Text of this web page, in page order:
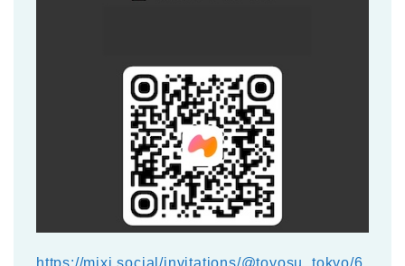
https://mixi.social/invitations/@toyosu_tokyo/6